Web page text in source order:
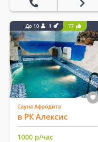
До 10 1 77
Сауна Афродита
в РК Алексис
1000 р/час